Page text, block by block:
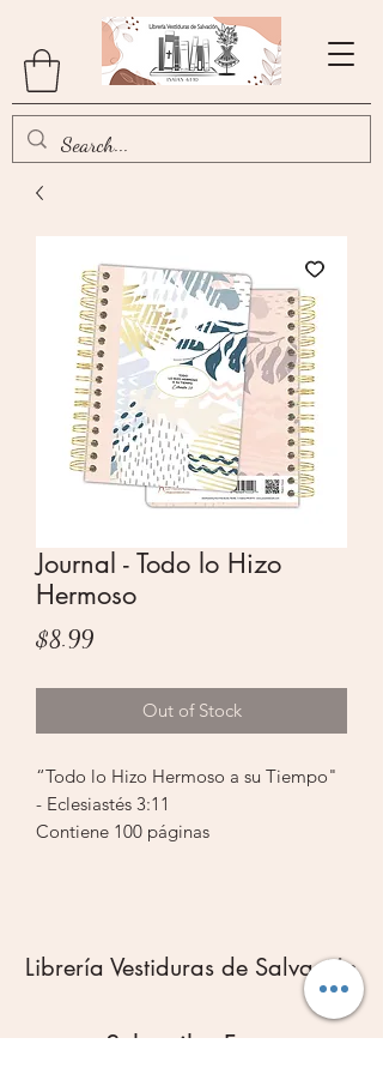
Journal - Todo lo Hizo
Hermoso
$8.99Price
Out of Stock
“Todo lo Hizo Hermoso a su Tiempo"
- Eclesiastés 3:11
Contiene 100 páginas
Librería Vestiduras de Salvación
Subscribe Form